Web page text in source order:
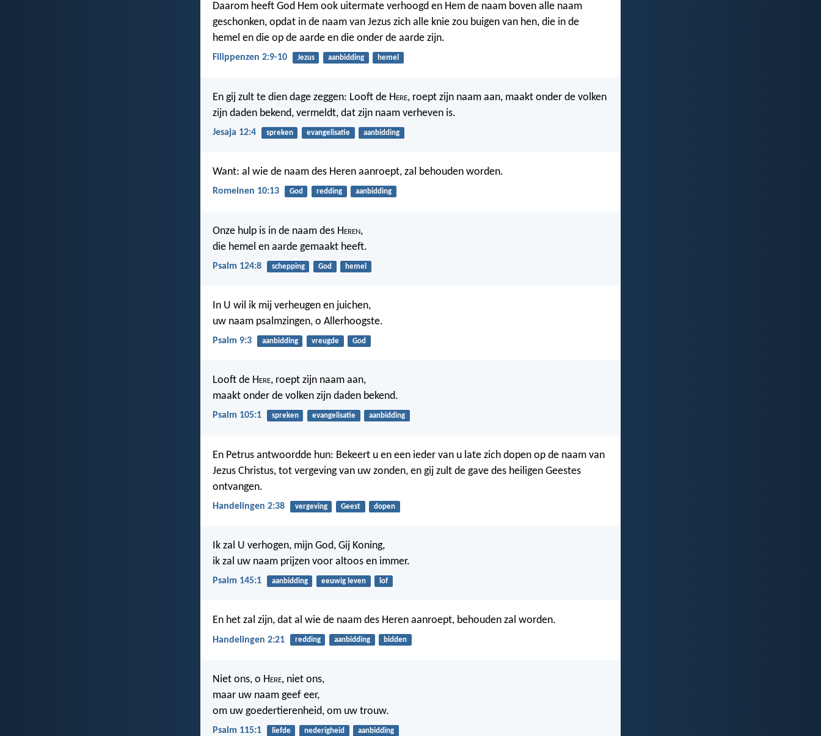
Daarom heeft God Hem ook uitermate verhoogd en Hem de naam boven alle naam
geschonken, opdat in de naam van Jezus zich alle knie zou buigen van hen, die in de
hemel en die op de aarde en die onder de aarde zijn.
Filippenzen 2:9-10 Jezus aanbidding hemel
En gij zult te dien dage zeggen: Looft de Here, roept zijn naam aan, maakt onder de volken
zijn daden bekend, vermeldt, dat zijn naam verheven is.
Jesaja 12:4 spreken evangelisatie aanbidding
Want: al wie de naam des Heren aanroept, zal behouden worden.
Romeinen 10:13 God redding aanbidding
Onze hulp is in de naam des Heren,
die hemel en aarde gemaakt heeft.
Psalm 124:8 schepping God hemel
In U wil ik mij verheugen en juichen,
uw naam psalmzingen, o Allerhoogste.
Psalm 9:3 aanbidding vreugde God
Looft de Here, roept zijn naam aan,
maakt onder de volken zijn daden bekend.
Psalm 105:1 spreken evangelisatie aanbidding
En Petrus antwoordde hun: Bekeert u en een ieder van u late zich dopen op de naam van
Jezus Christus, tot vergeving van uw zonden, en gij zult de gave des heiligen Geestes
ontvangen.
Handelingen 2:38 vergeving Geest dopen
Ik zal U verhogen, mijn God, Gij Koning,
ik zal uw naam prijzen voor altoos en immer.
Psalm 145:1 aanbidding eeuwig leven lof
En het zal zijn, dat al wie de naam des Heren aanroept, behouden zal worden.
Handelingen 2:21 redding aanbidding bidden
Niet ons, o Here, niet ons,
maar uw naam geef eer,
om uw goedertierenheid, om uw trouw.
Psalm 115:1 liefde nederigheid aanbidding